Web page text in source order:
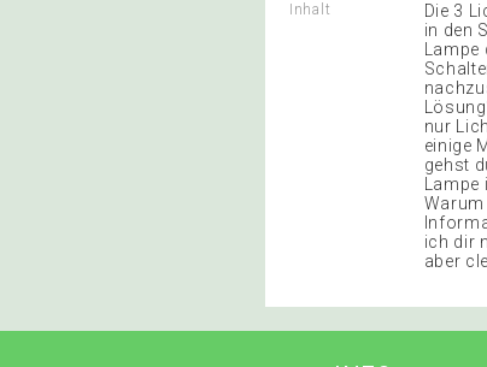
Inhalt
Die 3
in den
nur
einige
gehst
ich dir
aber